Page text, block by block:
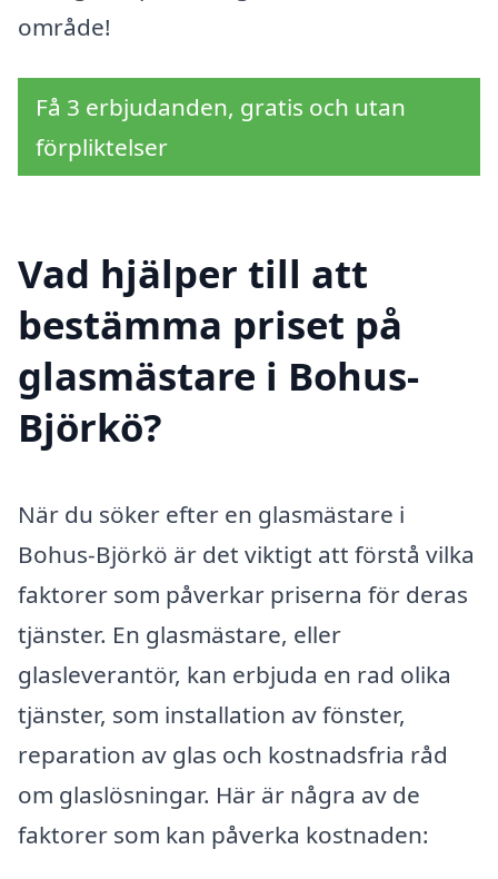
område!
Få 3 erbjudanden, gratis och utan
förpliktelser
Vad hjälper till att
bestämma priset på
glasmästare i Bohus-
Björkö?
När du söker efter en glasmästare i
Bohus-Björkö är det viktigt att förstå vilka
faktorer som påverkar priserna för deras
tjänster. En glasmästare, eller
glasleverantör, kan erbjuda en rad olika
tjänster, som installation av fönster,
reparation av glas och kostnadsfria råd
om glaslösningar. Här är några av de
faktorer som kan påverka kostnaden: